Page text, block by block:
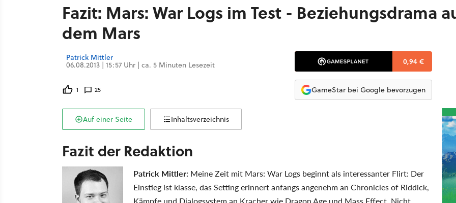
Fazit: Mars: War Logs im Test - Beziehungsdrama
dem Mars
Patrick Mittler
06.08.2013 | 15:57 Uhr | ca. 5 Minuten Lesezeit
1 25
0,94 €
GameStar bei Google bevorzugen
Auf einer Seite Inhaltsverzeichnis
Fazit der Redaktion
Patrick Mittler: Meine Zeit mit Mars: War Logs beginnt als interessanter Flirt: Der
Einstieg ist klasse, das Setting erinnert anfangs angenehm an Chronicles of Riddick,